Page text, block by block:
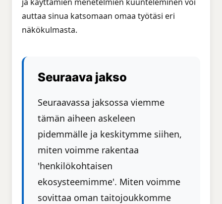
auttaa sinua katsomaan omaa työtäsi eri
näkökulmasta.
Seuraava jakso
Seuraavassa jaksossa viemme
tämän aiheen askeleen
pidemmälle ja keskitymme siihen,
miten voimme rakentaa
'henkilökohtaisen
ekosysteemimme'. Miten voimme
sovittaa oman taitojoukkomme